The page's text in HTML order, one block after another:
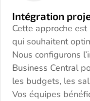
Intégration
Cette approche
qui souhaitent
Nous configurons
Business Central
les budgets, les
Vos équipes